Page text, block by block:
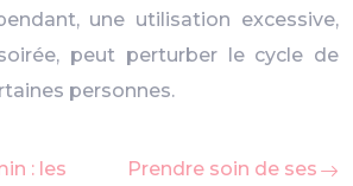
une utilisation excessive,
peut perturber le cycle de
personnes.
: les
Prendre soin de ses